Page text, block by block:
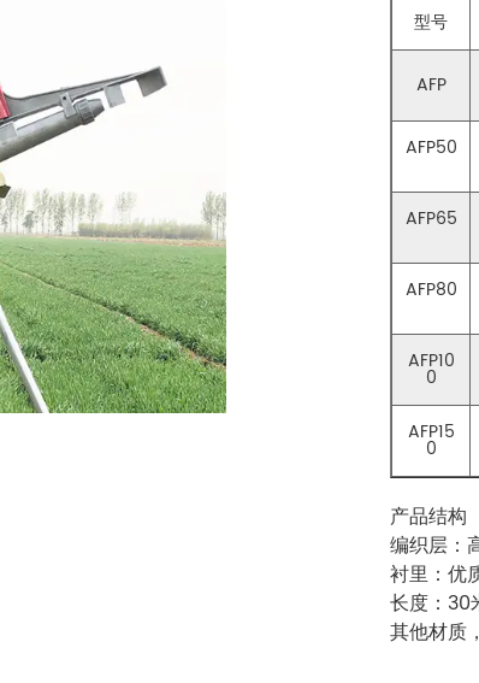
型号
AFP
AFP50
AFP65
AFP80
AFP10
0
AFP15
0
产品结构
编织层：
衬里：优
长度：30
其他材质